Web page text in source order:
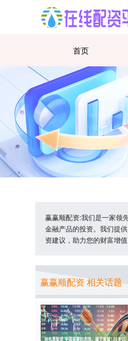
首页
赢赢顺配资:我们是一家领
金融产品的投资。我们提
资建议，助力您的财富增
赢赢顺配资 相关话题